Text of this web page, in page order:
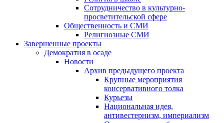
Сотрудничество в культурно-
просветительской сфере
Общественность и СМИ
Религиозные СМИ
Завершенные проекты
Демократия в осаде
Новости
Архив предыдущего проекта
Крупные мероприятия
консервативного толка
Курьезы
Национальная идея,
антивестернизм, империализм